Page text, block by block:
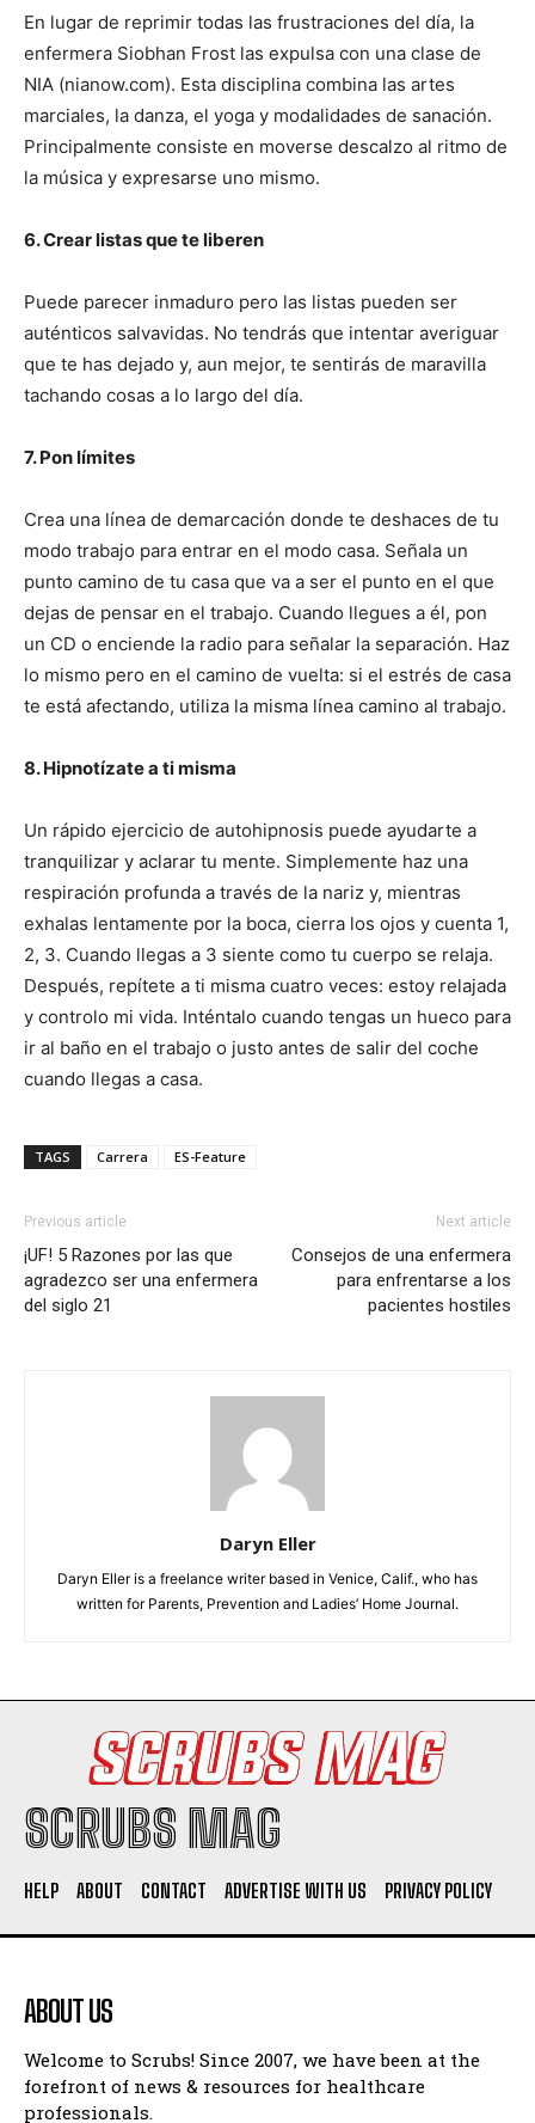
I WANT IN
I've read and accept the Privacy Policy.
En lugar de reprimir todas las frustraciones del día, la
enfermera Siobhan Frost las expulsa con una clase de
NIA (nianow.com). Esta disciplina combina las artes
marciales, la danza, el yoga y modalidades de sanación.
Principalmente consiste en moverse descalzo al ritmo de
la música y expresarse uno mismo.
6. Crear listas que te liberen
Puede parecer inmaduro pero las listas pueden ser
auténticos salvavidas. No tendrás que intentar averiguar
que te has dejado y, aun mejor, te sentirás de maravilla
tachando cosas a lo largo del día.
7. Pon límites
Crea una línea de demarcación donde te deshaces de tu
modo trabajo para entrar en el modo casa. Señala un
punto camino de tu casa que va a ser el punto en el que
dejas de pensar en el trabajo. Cuando llegues a él, pon
un CD o enciende la radio para señalar la separación. Haz
lo mismo pero en el camino de vuelta: si el estrés de casa
te está afectando, utiliza la misma línea camino al trabajo.
8. Hipnotízate a ti misma
Un rápido ejercicio de autohipnosis puede ayudarte a
tranquilizar y aclarar tu mente. Simplemente haz una
respiración profunda a través de la nariz y, mientras
exhalas lentamente por la boca, cierra los ojos y cuenta 1,
2, 3. Cuando llegas a 3 siente como tu cuerpo se relaja.
Después, repítete a ti misma cuatro veces: estoy relajada
y controlo mi vida. Inténtalo cuando tengas un hueco para
ir al baño en el trabajo o justo antes de salir del coche
cuando llegas a casa.
TAGS Carrera ES-Feature
Previous article
¡UF! 5 Razones por las que
agradezco ser una enfermera
del siglo 21
Next article
Consejos de una enfermera
para enfrentarse a los
pacientes hostiles
Daryn Eller
Daryn Eller is a freelance writer based in Venice, Calif., who has
written for Parents, Prevention and Ladies’ Home Journal.
SCRUBS MAG
HELP ABOUT CONTACT ADVERTISE WITH US PRIVACY POLICY
ABOUT US
Welcome to Scrubs! Since 2007, we have been at the
forefront of news & resources for healthcare
professionals.